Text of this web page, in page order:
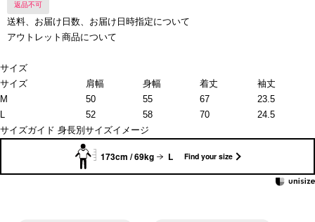
返品不可
送料、お届け日数、お届け日時指定について
アウトレット商品について
サイズ
サイズ
肩幅 身幅 着丈
袖丈
M
50 55 67
23.5
L
52 58 70
24.5
サイズガイド 身長別サイズイメージ
173cm / 69kg L Find your size